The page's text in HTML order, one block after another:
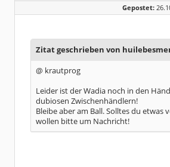
Gepostet:
Zitat geschrieben von
@ krautprog
Leider ist der Wadia noch in den
dubiosen Zwischenhändlern!
Bleibe aber am Ball. Solltes du etwas
wollen bitte um Nachricht!